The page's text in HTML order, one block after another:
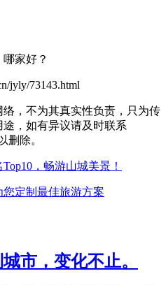
家好？
jyly/73143.html
，不为其真实性负责，只为传
，如有异议请及时联系
删除。
，畅游山城美景！
定制最佳旅游方案
市，变化不止。